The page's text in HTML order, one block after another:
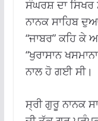
ਸੰਘਰਸ਼ ਦਾ
ਨਾਨਕ ਸਾਹਿਬ
“ਜਾਬਰ” ਕਹਿ ਕੇ
“ਖੁਰਾਸਾਨ
ਨਾਲ ਹੋ ਗਈ ਸੀ।
ਸ੍ਰੀ ਗੁਰੂ ਨਾਨਕ